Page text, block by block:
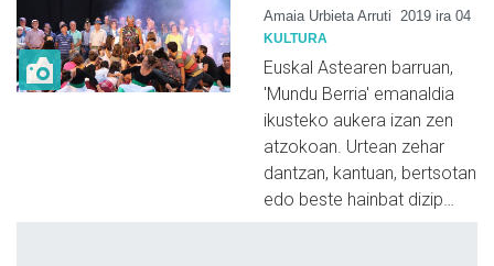
Amaia Urbieta Arruti 2019 ira 04
KULTURA
Euskal Astearen barruan,
'Mundu Berria' emanaldia
ikusteko aukera izan zen
atzokoan. Urtean zehar
dantzan, kantuan, bertsotan
edo beste hainbat dizip…